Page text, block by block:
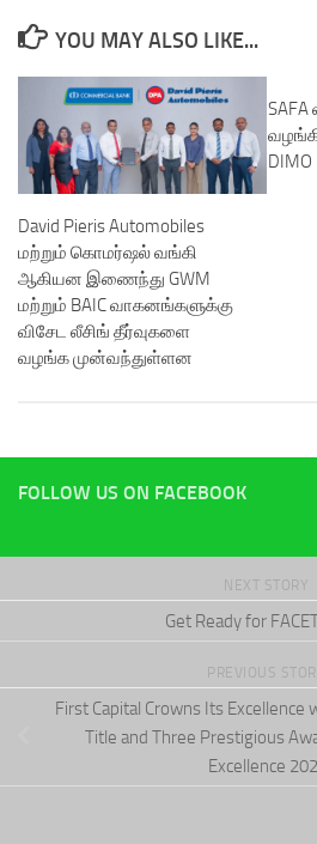
YOU MAY ALSO LIKE...
David Pieris Automobiles
மற்றும் கொமர்ஷல் வங்கி
ஆகியன இணைந்து GWM
மற்றும் BAIC வாகனங்களுக்கு
விசேட லீசிங் தீர்வுகளை
வழங்க முன்வந்துள்ளன
DIMO
FOLLOW US ON FACEBOOK
NEXT STORY
Get Ready for
PREVIOUS
First Capital Crowns Its Excellence
Title and Three Prestigious
Excellence